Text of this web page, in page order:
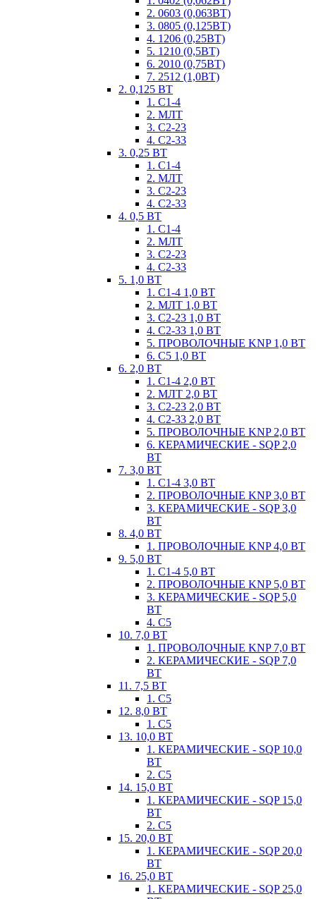
2. 0603 (0,063ВТ)
3. 0805 (0,125ВТ)
4. 1206 (0,25ВТ)
5. 1210 (0,5ВТ)
6. 2010 (0,75ВТ)
7. 2512 (1,0ВТ)
2. 0,125 ВТ
1. С1-4
2. МЛТ
3. С2-23
4. С2-33
3. 0,25 ВТ
1. С1-4
2. МЛТ
3. С2-23
4. С2-33
4. 0,5 ВТ
1. С1-4
2. МЛТ
3. С2-23
4. С2-33
5. 1,0 ВТ
1. С1-4 1,0 ВТ
2. МЛТ 1,0 ВТ
3. С2-23 1,0 ВТ
4. С2-33 1,0 ВТ
5. ПРОВОЛОЧНЫЕ KNP 1,0 ВТ
6. С5 1,0 ВТ
6. 2,0 ВТ
1. С1-4 2,0 ВТ
2. МЛТ 2,0 ВТ
3. С2-23 2,0 ВТ
4. С2-33 2,0 ВТ
5. ПРОВОЛОЧНЫЕ KNP 2,0 ВТ
6. КЕРАМИЧЕСКИЕ - SQP 2,0
ВТ
7. 3,0 ВТ
1. С1-4 3,0 ВТ
2. ПРОВОЛОЧНЫЕ KNP 3,0 ВТ
3. КЕРАМИЧЕСКИЕ - SQP 3,0
ВТ
8. 4,0 ВТ
1. ПРОВОЛОЧНЫЕ KNP 4,0 ВТ
9. 5,0 ВТ
1. С1-4 5,0 ВТ
2. ПРОВОЛОЧНЫЕ KNP 5,0 ВТ
3. КЕРАМИЧЕСКИЕ - SQP 5,0
ВТ
4. С5
10. 7,0 ВТ
1. ПРОВОЛОЧНЫЕ KNP 7,0 ВТ
2. КЕРАМИЧЕСКИЕ - SQP 7,0
ВТ
11. 7,5 ВТ
1. С5
12. 8,0 ВТ
1. С5
13. 10,0 ВТ
1. КЕРАМИЧЕСКИЕ - SQP 10,0
ВТ
2. С5
14. 15,0 ВТ
1. КЕРАМИЧЕСКИЕ - SQP 15,0
ВТ
2. С5
15. 20,0 ВТ
1. КЕРАМИЧЕСКИЕ - SQP 20,0
ВТ
16. 25,0 ВТ
1. КЕРАМИЧЕСКИЕ - SQP 25,0